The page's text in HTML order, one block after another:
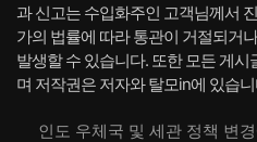
과 신고는 수입화주인 고객님께서
가의 법률에 따라 통관이 거절되거
발생할 수 있습니다. 또한 모든 게
며 저작권은 저자와 탈모in에 있습
인도 우체국 및 세관 정책 변